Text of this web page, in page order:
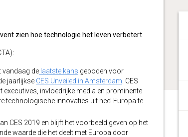
zien hoe technologie het leven verbetert
vandaag de laatste kans geboden voor
jaarlijkse CES Unveiled in Amsterdam . CES
executives, invloedrijke media en prominente
technologische innovaties uit heel Europa te
CES 2019 en blijft het voorbeeld geven op het
waarde die het deelt met Europa door